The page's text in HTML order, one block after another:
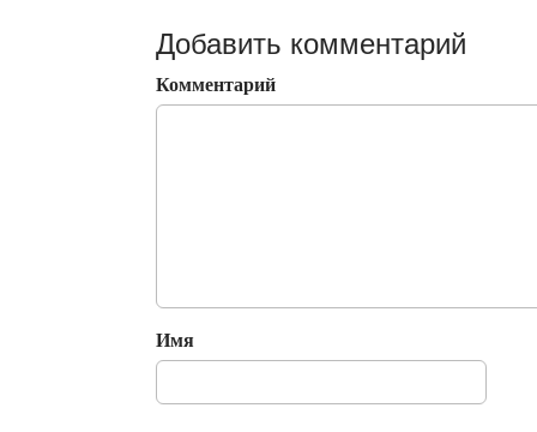
Добавить комментарий
Комментарий
Имя